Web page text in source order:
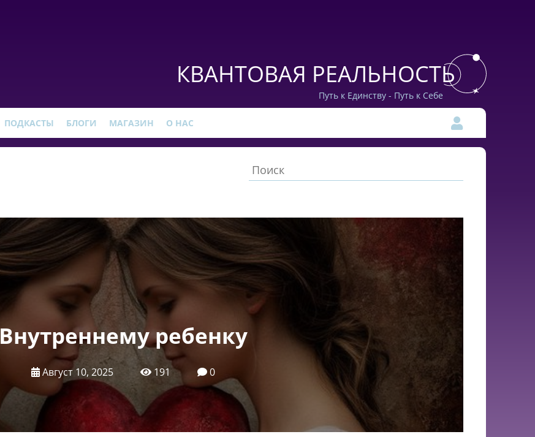
КВАНТОВАЯ РЕАЛЬНОСТЬ
Путь к Единству - Путь к Себе
ПОДКАСТЫ БЛОГИ МАГАЗИН О НАС
Внутреннему ребенку
Август 10, 2025 191 0